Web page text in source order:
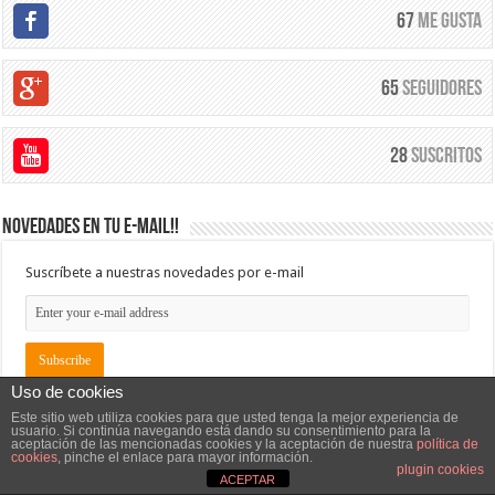
67Me Gusta
65Seguidores
28Suscritos
Novedades en tu e-mail!!
Suscríbete a nuestras novedades por e-mail
Uso de cookies
Este sitio web utiliza cookies para que usted tenga la mejor experiencia de
usuario. Si continúa navegando está dando su consentimiento para la
aceptación de las mencionadas cookies y la aceptación de nuestra política de
cookies, pinche el enlace para mayor información.
plugin cookies
ACEPTAR